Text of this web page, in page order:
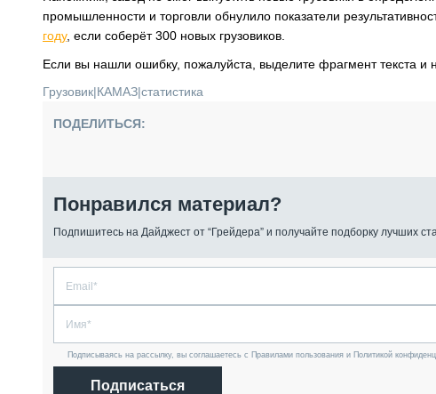
промышленности и торговли обнулило показатели
году, если соберёт 300 новых грузовиков.
Если вы нашли ошибку, пожалуйста, выделите фрагмент текста и
Грузовик|КАМАЗ|статистика
ПОДЕЛИТЬСЯ:
Понравился материал?
Подпишитесь на Дайджест от “Грейдера” и получайте подборку лучших
Подписываясь на рассылку, вы соглашаетесь с Правилами пользования и Политикой
Подписаться